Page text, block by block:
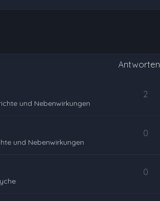
Antworten
und Nebenwirkungen
2
und Nebenwirkungen
0
0